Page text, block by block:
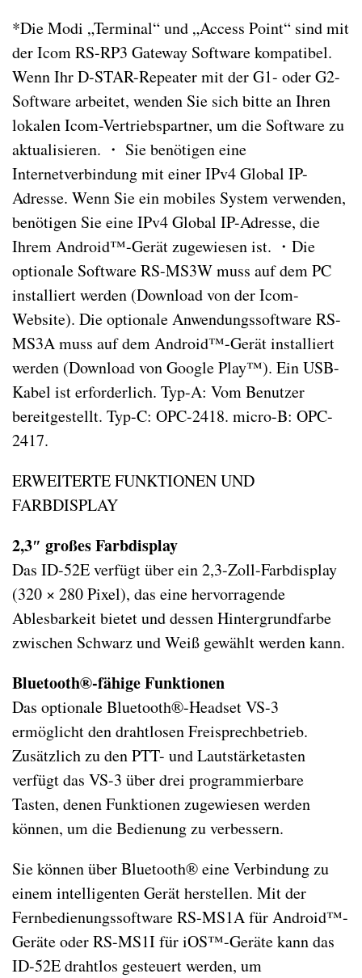
*Die Modi „Terminal“ und „Access Point“ sind mit
der Icom RS-RP3 Gateway Software kompatibel.
Wenn Ihr D-STAR-Repeater mit der G1- oder G2-
Software arbeitet, wenden Sie sich bitte an Ihren
lokalen Icom-Vertriebspartner, um die Software zu
aktualisieren. ・ Sie benötigen eine
Internetverbindung mit einer IPv4 Global IP-
Adresse. Wenn Sie ein mobiles System verwenden,
benötigen Sie eine IPv4 Global IP-Adresse, die
Ihrem Android™-Gerät zugewiesen ist. ・Die
optionale Software RS-MS3W muss auf dem PC
installiert werden (Download von der Icom-
Website). Die optionale Anwendungssoftware RS-
MS3A muss auf dem Android™-Gerät installiert
werden (Download von Google Play™). Ein USB-
Kabel ist erforderlich. Typ-A: Vom Benutzer
bereitgestellt. Typ-C: OPC-2418. micro-B: OPC-
2417.
ERWEITERTE FUNKTIONEN UND
FARBDISPLAY
2,3″ großes Farbdisplay
Das ID-52E verfügt über ein 2,3-Zoll-Farbdisplay
(320 × 280 Pixel), das eine hervorragende
Ablesbarkeit bietet und dessen Hintergrundfarbe
zwischen Schwarz und Weiß gewählt werden kann.
Bluetooth®-fähige Funktionen
Das optionale Bluetooth®-Headset VS-3
ermöglicht den drahtlosen Freisprechbetrieb.
Zusätzlich zu den PTT- und Lautstärketasten
verfügt das VS-3 über drei programmierbare
Tasten, denen Funktionen zugewiesen werden
können, um die Bedienung zu verbessern.
Sie können über Bluetooth® eine Verbindung zu
einem intelligenten Gerät herstellen. Mit der
Fernbedienungssoftware RS-MS1A für Android™-
Geräte oder RS-MS1I für iOS™-Geräte kann das
ID-52E drahtlos gesteuert werden, um